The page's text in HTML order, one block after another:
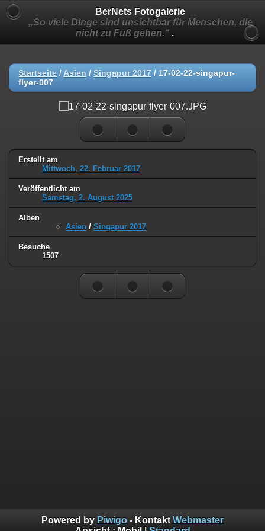
BerNets Fotogalerie
„So viele Dinge sind unsichtbar für Menschen, die
nicht zu Fuß gehen.“ .
Startseite / Asien / Singapur 2017 / 17-02-22-singapur-
flyer-007
Erstellt am
Mittwoch, 22. Februar 2017
Veröffentlicht am
Samstag, 2. August 2025
Alben
Asien / Singapur 2017
Besuche
1507
Powered by Piwigo - Kontakt Webmaster